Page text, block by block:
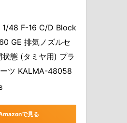
1/48 F-16 C/D Block
GE 排気ノズルセ
状態 (タミヤ用) プラ
ツ KALMA-48058
で見る